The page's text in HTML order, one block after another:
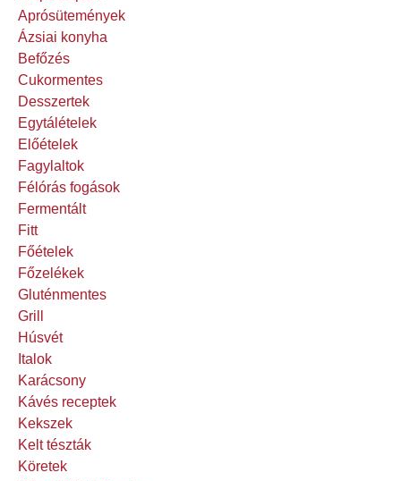
Aprósütemények
Ázsiai konyha
Befőzés
Cukormentes
Desszertek
Egytálételek
Előételek
Fagylaltok
Félórás fogások
Fermentált
Fitt
Főételek
Főzelékek
Gluténmentes
Grill
Húsvét
Italok
Karácsony
Kávés receptek
Kekszek
Kelt tészták
Köretek